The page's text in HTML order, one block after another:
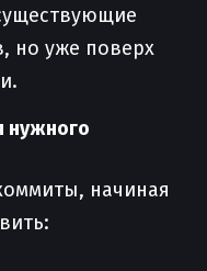
но уже поверх
нужного
начиная